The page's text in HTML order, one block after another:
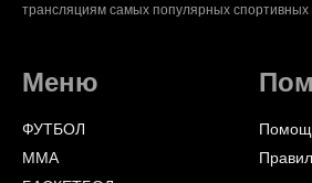
трансляциям самых популярных спортивных
Меню
ФУТБОЛ
ММА